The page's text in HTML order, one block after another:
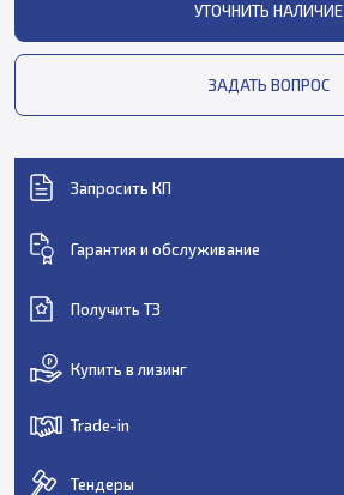
УТОЧНИТЬ НАЛИЧИЕ
ЗАДАТЬ ВОПРОС
Запросить КП
Гарантия и обслуживание
Получить ТЗ
Купить в лизинг
Trade-in
Тендеры